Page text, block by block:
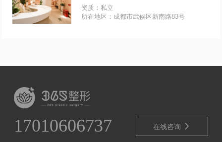
资质：私立
所在地区：成都市武侯区新南路83号
17010606737 在线咨询 